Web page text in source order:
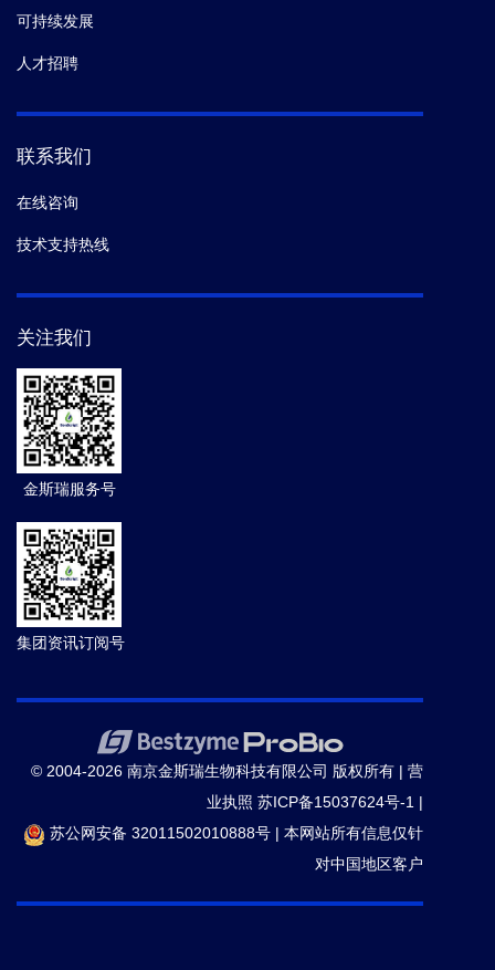
可持续发展
人才招聘
联系我们
在线咨询
技术支持热线
关注我们
金斯瑞服务号
集团资讯订阅号
© 2004-2026 南京金斯瑞生物科技有限公司 版权所有 | 营
业执照 苏ICP备15037624号-1 |
苏公网安备 32011502010888号 | 本网站所有信息仅针
对中国地区客户